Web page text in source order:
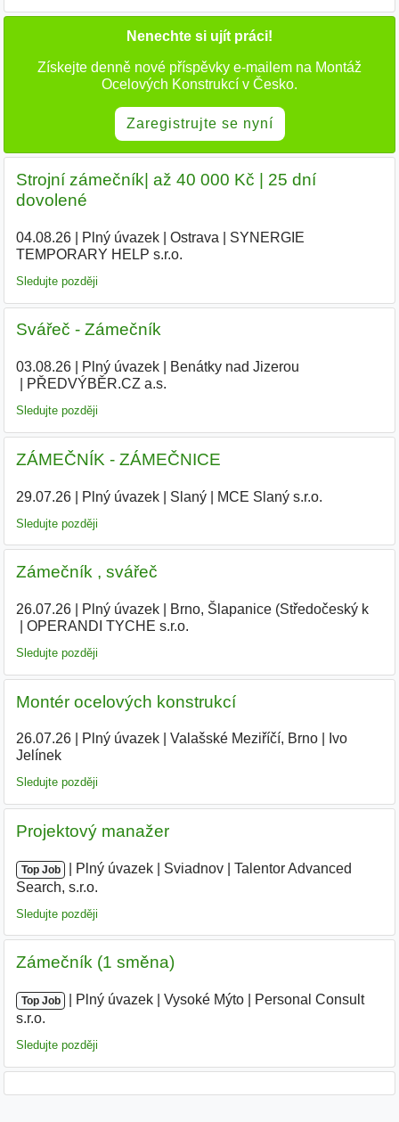
Nenechte si ujít práci!
Získejte denně nové příspěvky e-mailem na Montáž
Ocelových Konstrukcí v Česko.
Zaregistrujte se nyní
Strojní zámečník| až 40 000 Kč | 25 dní
dovolené
04.08.26| Plný úvazek| Ostrava
SYNERGIE
TEMPORARY HELP s.r.o.
Sledujte později
Svářeč - Zámečník
03.08.26| Plný úvazek| Benátky nad Jizerou
PŘEDVÝBĚR.CZ a.s.
Sledujte později
ZÁMEČNÍK - ZÁMEČNICE
29.07.26| Plný úvazek| Slaný| MCE Slaný s.r.o.
Sledujte později
Zámečník , svářeč
26.07.26| Plný úvazek| Brno, Šlapanice (Středočeský k|
OPERANDI TYCHE s.r.o.
Sledujte později
Montér ocelových konstrukcí
26.07.26| Plný úvazek| Valašské Meziříčí, Brno|
Ivo
Jelínek|
Sledujte později
Projektový manažer
Top Job Plný úvazek Sviadnov
Talentor Advanced
Search, s.r.o.
Sledujte později
Zámečník (1 směna)
Top Job Plný úvazek Vysoké Mýto
Personal Consult
s.r.o.
Sledujte později